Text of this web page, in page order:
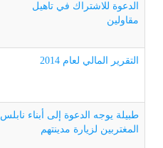
الدعوة للاشتراك في تاهيل
مقاولين
التقرير المالي لعام 2014
طبيلة يوجه الدعوة إلى أبناء نابلس
المغتربين لزيارة مدينتهم